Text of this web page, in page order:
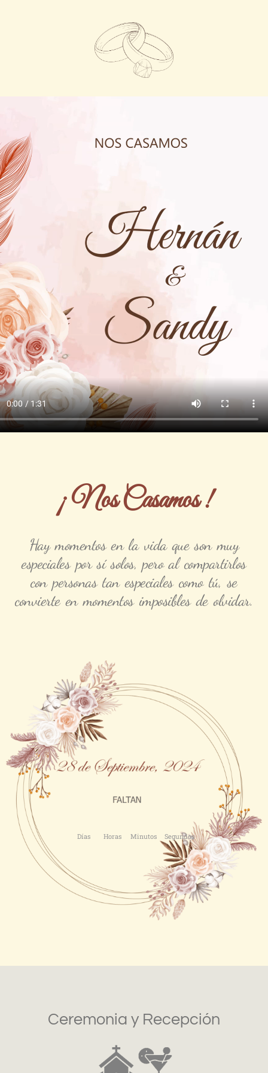
¡ Nos Casamos !
Hay momentos en la vida que son muy
especiales por sí solos, pero al compartirlos
con personas tan especiales como tú, se
convierte en momentos imposibles de olvidar.
Días Horas Minutos Segundos
Ceremonia y Recepción